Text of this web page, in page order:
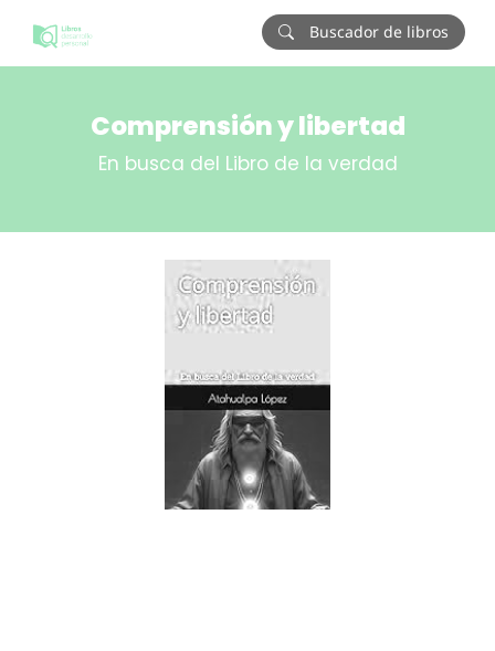
Buscador de libros
Comprensión y libertad
En busca del Libro de la verdad